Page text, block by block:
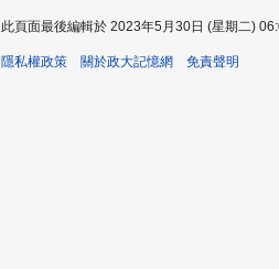
此頁面最後編輯於 2023年5月30日 (星期二)
隱私權政策 關於政大記憶網 免責聲明